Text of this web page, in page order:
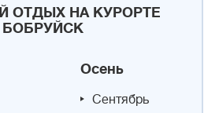
ОТДЫХ НА КУРОРТЕ
БОБРУЙСК
Осень
Сентябрь